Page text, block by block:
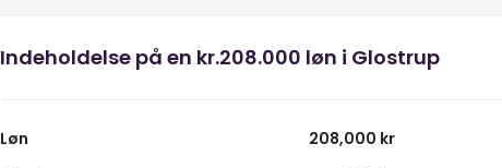
Indeholdelse på en kr.208.000 løn i Glostrup
Løn
208,000 kr